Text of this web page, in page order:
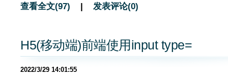
查看全文(97) | 发表评论(0)
H5(移动端)前端使用input type=
2022/3/29 14:01:55